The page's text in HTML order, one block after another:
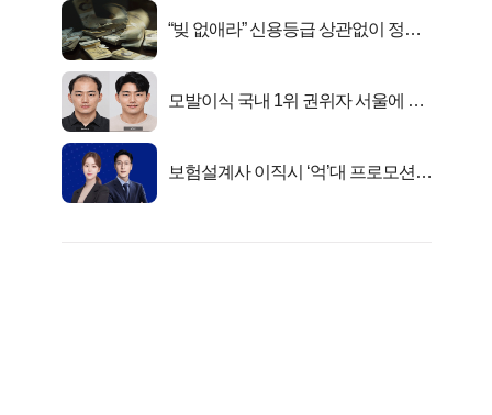
“빚 없애라” 신용등급 상관없이 정부
모발이식 국내 1위 권위자 서울에 있
보험설계사 이직시 ‘억’대 프로모션!